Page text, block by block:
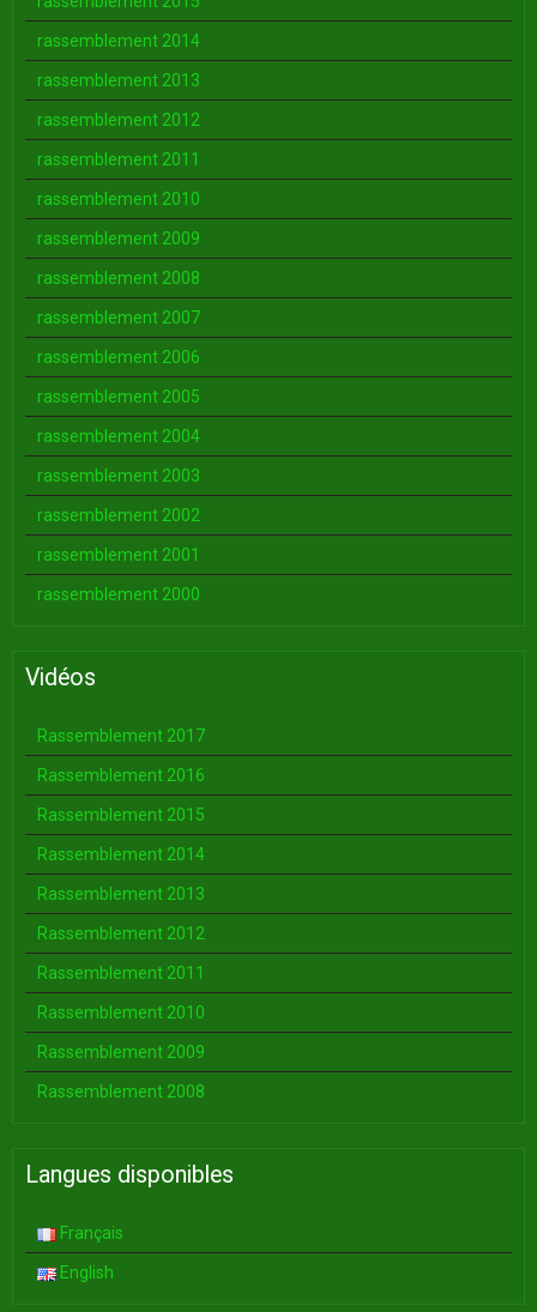
rassemblement 2014
rassemblement 2013
rassemblement 2012
rassemblement 2011
rassemblement 2010
rassemblement 2009
rassemblement 2008
rassemblement 2007
rassemblement 2006
rassemblement 2005
rassemblement 2004
rassemblement 2003
rassemblement 2002
rassemblement 2001
rassemblement 2000
Vidéos
Rassemblement 2017
Rassemblement 2016
Rassemblement 2015
Rassemblement 2014
Rassemblement 2013
Rassemblement 2012
Rassemblement 2011
Rassemblement 2010
Rassemblement 2009
Rassemblement 2008
Langues disponibles
Français
English